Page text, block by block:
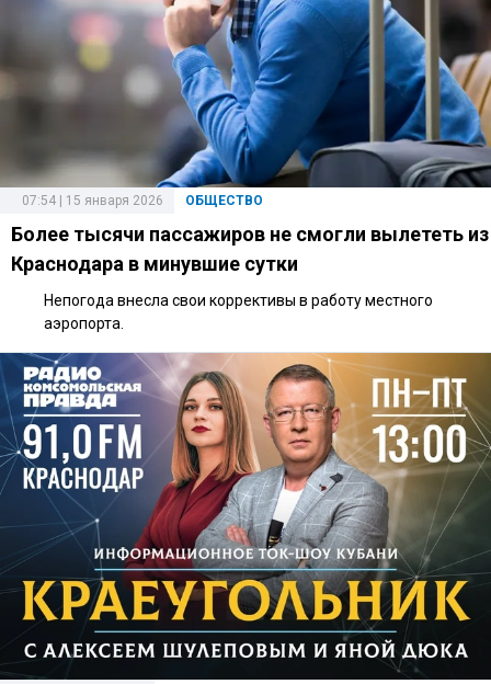
ОБЩЕСТВО
07:54 | 15 января 2026
Более тысячи пассажиров не смогли вылететь из
Краснодара в минувшие сутки
Непогода внесла свои коррективы в работу местного
аэропорта.